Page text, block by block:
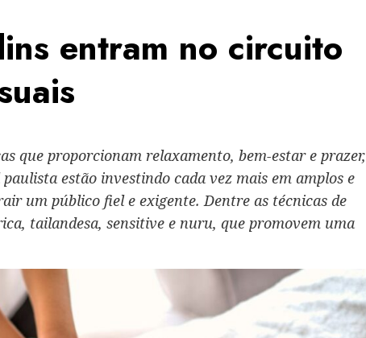
entram no circuito
que proporcionam relaxamento, bem-estar e prazer,
estão investindo cada vez mais em amplos e
um público fiel e exigente. Dentre as técnicas de
tailandesa, sensitive e nuru, que promovem uma